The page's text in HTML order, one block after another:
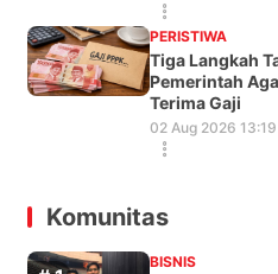
PERISTIWA
Tiga Langkah
Pemerintah
Terima Gaji
02 Aug 2026 13:19
Komunitas
BISNIS